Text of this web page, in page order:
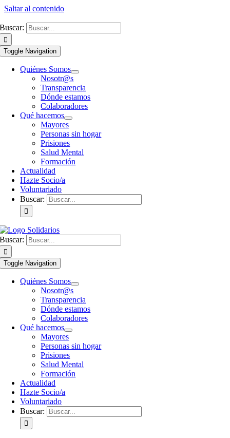
Saltar al contenido
Buscar:
Toggle Navigation
Quiénes Somos
Nosotr@s
Transparencia
Dónde estamos
Colaboradores
Qué hacemos
Mayores
Personas sin hogar
Prisiones
Salud Mental
Formación
Actualidad
Hazte Socio/a
Voluntariado
Buscar:
Buscar:
Toggle Navigation
Quiénes Somos
Nosotr@s
Transparencia
Dónde estamos
Colaboradores
Qué hacemos
Mayores
Personas sin hogar
Prisiones
Salud Mental
Formación
Actualidad
Hazte Socio/a
Voluntariado
Buscar: